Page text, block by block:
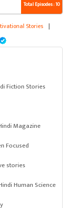
Total Episodes : 10
Stories |
Fiction Stories
Magazine
Focused
stories
Human Science